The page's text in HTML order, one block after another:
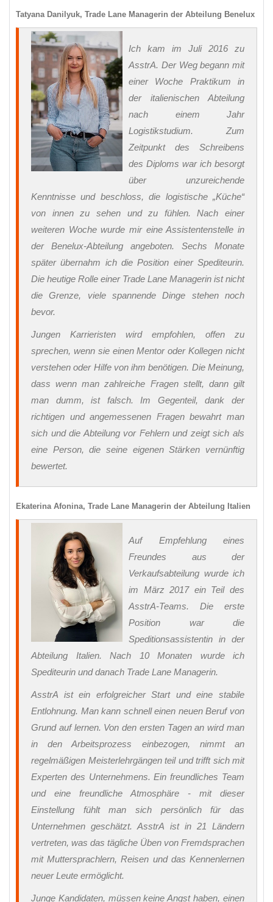
Tatyana Danilyuk, Trade Lane Managerin der Abteilung Benelux
Ich kam im Juli 2016 zu
AsstrA. Der Weg begann mit
einer Woche Praktikum in
der italienischen Abteilung
nach einem Jahr
Logistikstudium. Zum
Zeitpunkt des Schreibens
des Diploms war ich besorgt
über unzureichende
Kenntnisse und beschloss, die logistische „Küche“
von innen zu sehen und zu fühlen. Nach einer
weiteren Woche wurde mir eine Assistentenstelle in
der Benelux-Abteilung angeboten. Sechs Monate
später übernahm ich die Position einer Spediteurin.
Die heutige Rolle einer Trade Lane Managerin ist nicht
die Grenze, viele spannende Dinge stehen noch
bevor.
Jungen Karrieristen wird empfohlen, offen zu
sprechen, wenn sie einen Mentor oder Kollegen nicht
verstehen oder Hilfe von ihm benötigen. Die Meinung,
dass wenn man zahlreiche Fragen stellt, dann gilt
man dumm, ist falsch. Im Gegenteil, dank der
richtigen und angemessenen Fragen bewahrt man
sich und die Abteilung vor Fehlern und zeigt sich als
eine Person, die seine eigenen Stärken vernünftig
bewertet.
Ekaterina Afonina, Trade Lane Managerin der Abteilung Italien
Auf Empfehlung eines
Freundes aus der
Verkaufsabteilung wurde ich
im März 2017 ein Teil des
AsstrA-Teams. Die erste
Position war die
Speditionsassistentin in der
Abteilung Italien. Nach 10 Monaten wurde ich
Spediteurin und danach Trade Lane Managerin.
AsstrA ist ein erfolgreicher Start und eine stabile
Entlohnung. Man kann schnell einen neuen Beruf von
Grund auf lernen. Von den ersten Tagen an wird man
in den Arbeitsprozess einbezogen, nimmt an
regelmäßigen Meisterlehrgängen teil und trifft sich mit
Experten des Unternehmens. Ein freundliches Team
und eine freundliche Atmosphäre - mit dieser
Einstellung fühlt man sich persönlich für das
Unternehmen geschätzt. AsstrA ist in 21 Ländern
vertreten, was das tägliche Üben von Fremdsprachen
mit Muttersprachlern, Reisen und das Kennenlernen
neuer Leute ermöglicht.
Junge Kandidaten, müssen keine Angst haben, einen